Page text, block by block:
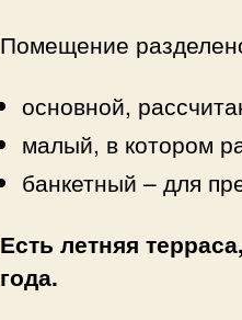
Помещение
основной,
малый, в котором
банкетный – для
Есть летняя
года.